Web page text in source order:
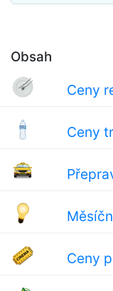
Obsah
Ceny
Ceny
Ceny